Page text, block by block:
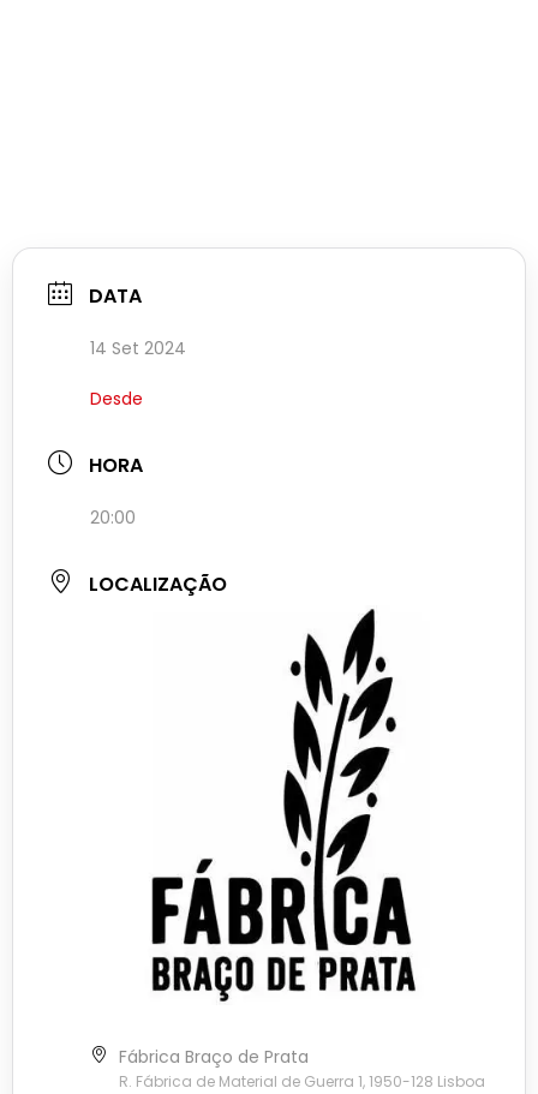
DATA
14 Set 2024
Desde
HORA
20:00
LOCALIZAÇÃO
Fábrica Braço de Prata
R. Fábrica de Material de Guerra 1, 1950-128 Lisboa